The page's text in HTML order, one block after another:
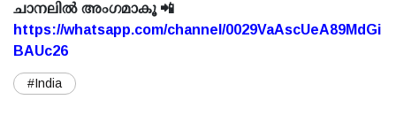
ചാനലിൽ അംഗമാകൂ 📲
https://whatsapp.com/channel/0029VaAscUeA89MdGi
BAUc26
#India